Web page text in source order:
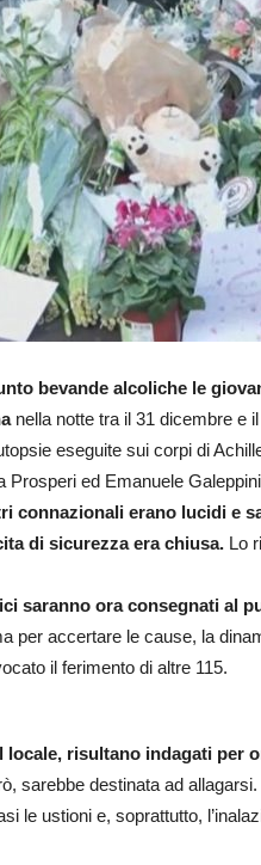
bevande alcoliche le
nella notte tra il 31 dicembre e
eseguite sui corpi di
Prosperi ed Emanuele
connazionali erano lucidi e
di sicurezza era chiusa. Lo
saranno ora consegnati al
per accertare le cause, la
il ferimento di altre 115.
risultano indagati per
sarebbe destinata ad
le ustioni e, soprattutto,